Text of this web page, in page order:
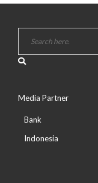
Media Partner
Bank
Indonesia